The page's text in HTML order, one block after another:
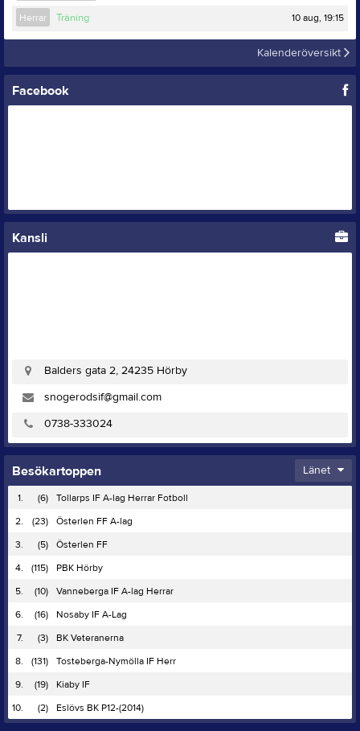
Herrar Träning 10 aug, 19:15
Kalenderöversikt
Facebook
Kansli
Balders gata 2, 24235 Hörby
snogerodsif@gmail.com
0738-333024
Besökartoppen Länet
1. (6)
Tollarps IF A-lag Herrar Fotboll
2.
(23)
Österlen FF A-lag
3.
(5)
Österlen FF
4.
(115)
PBK Hörby
5.
(10)
Vanneberga IF A-lag Herrar
6.
(16)
Nosaby IF A-Lag
7.
(3)
BK Veteranerna
8.
(131)
Tosteberga-Nymölla IF Herr
9.
(19)
Kiaby IF
10.
(2) Eslövs BK P12-(2014)